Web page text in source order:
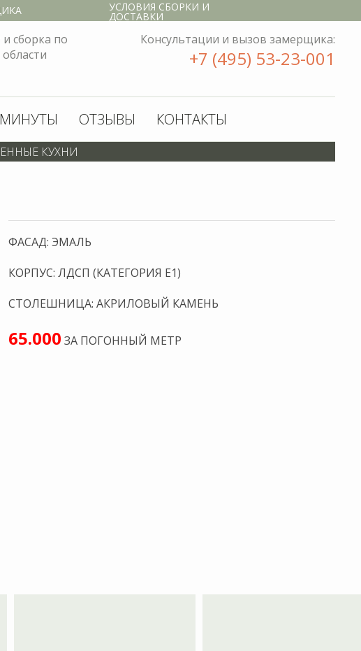
УСЛОВИЯ СБОРКИ И
ФАСАД: ЭМАЛЬ
КОРПУС: ЛДСП (КАТЕГОРИЯ Е1)
СТОЛЕШНИЦА: АКРИЛОВЫЙ КАМЕНЬ
ЗА ПОГОННЫЙ МЕТР